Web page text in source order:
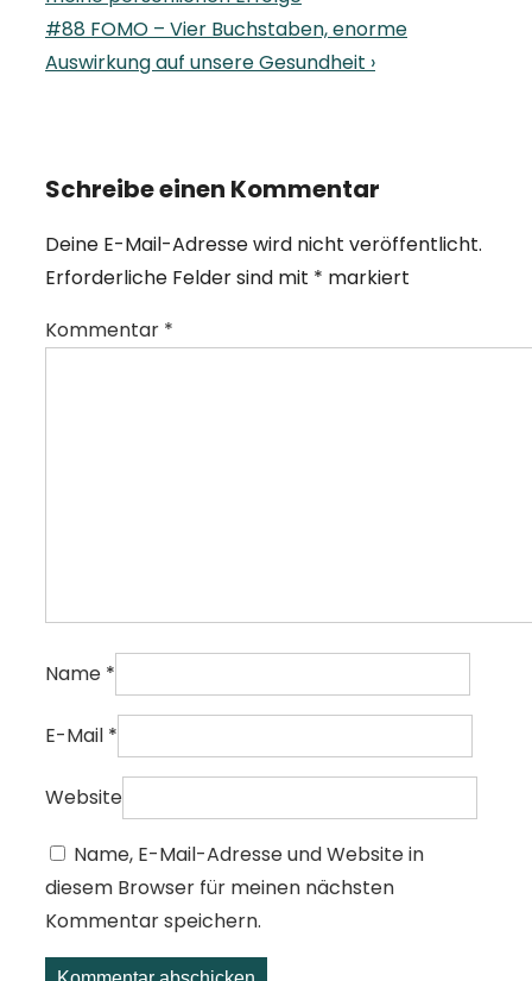
is
Next
Post
#88 FOMO – Vier Buchstaben, enorme
Auswirkung auf unsere Gesundheit ›
Schreibe einen Kommentar
Deine E-Mail-Adresse wird nicht veröffentlicht.
Erforderliche Felder sind mit * markiert
Kommentar *
Name *
E-Mail *
Website
Name, E-Mail-Adresse und Website in
diesem Browser für meinen nächsten
Kommentar speichern.